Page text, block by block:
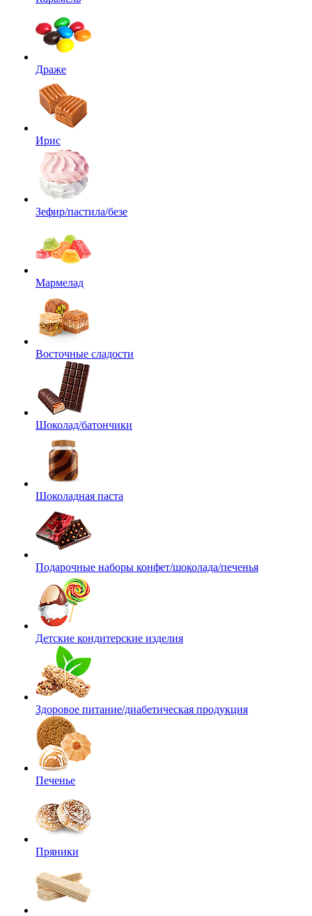
Драже
Ирис
Зефир/пастила/безе
Мармелад
Восточные сладости
Шоколад/батончики
Шоколадная паста
Подарочные наборы конфет/шоколада/печенья
Детские кондитерские изделия
Здоровое питание/диабетическая продукция
Печенье
Пряники